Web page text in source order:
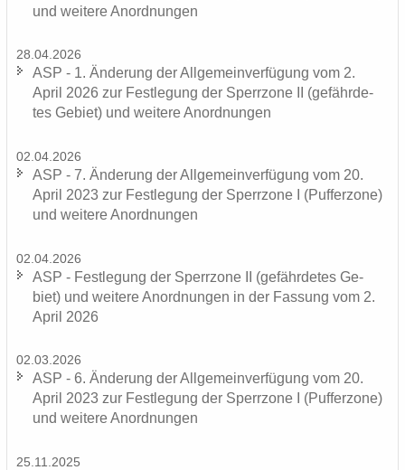
und wei­te­re An­ord­nun­gen
28.04.2026
ASP - 1. Än­de­rung der All­ge­mein­ver­fü­gung vom 2.
April 2026 zur Fest­le­gung der Sperr­zo­ne II (ge­fähr­de­
tes Ge­biet) und wei­te­re An­ord­nun­gen
02.04.2026
ASP - 7. Än­de­rung der All­ge­mein­ver­fü­gung vom 20.
April 2023 zur Fest­le­gung der Sperr­zo­ne I (Puf­fer­zo­ne)
und wei­te­re An­ord­nun­gen
02.04.2026
ASP - Fest­le­gung der Sperr­zo­ne II (ge­fähr­de­tes Ge­
biet) und wei­te­re An­ord­nun­gen in der Fas­sung vom 2.
April 2026
02.03.2026
ASP - 6. Än­de­rung der All­ge­mein­ver­fü­gung vom 20.
April 2023 zur Fest­le­gung der Sperr­zo­ne I (Puf­fer­zo­ne)
und wei­te­re An­ord­nun­gen
25.11.2025